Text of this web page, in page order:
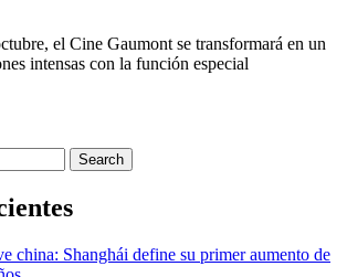
el Cine Gaumont se transformará en un
intensas con la función especial
Search
china: Shanghái define su primer aumento de